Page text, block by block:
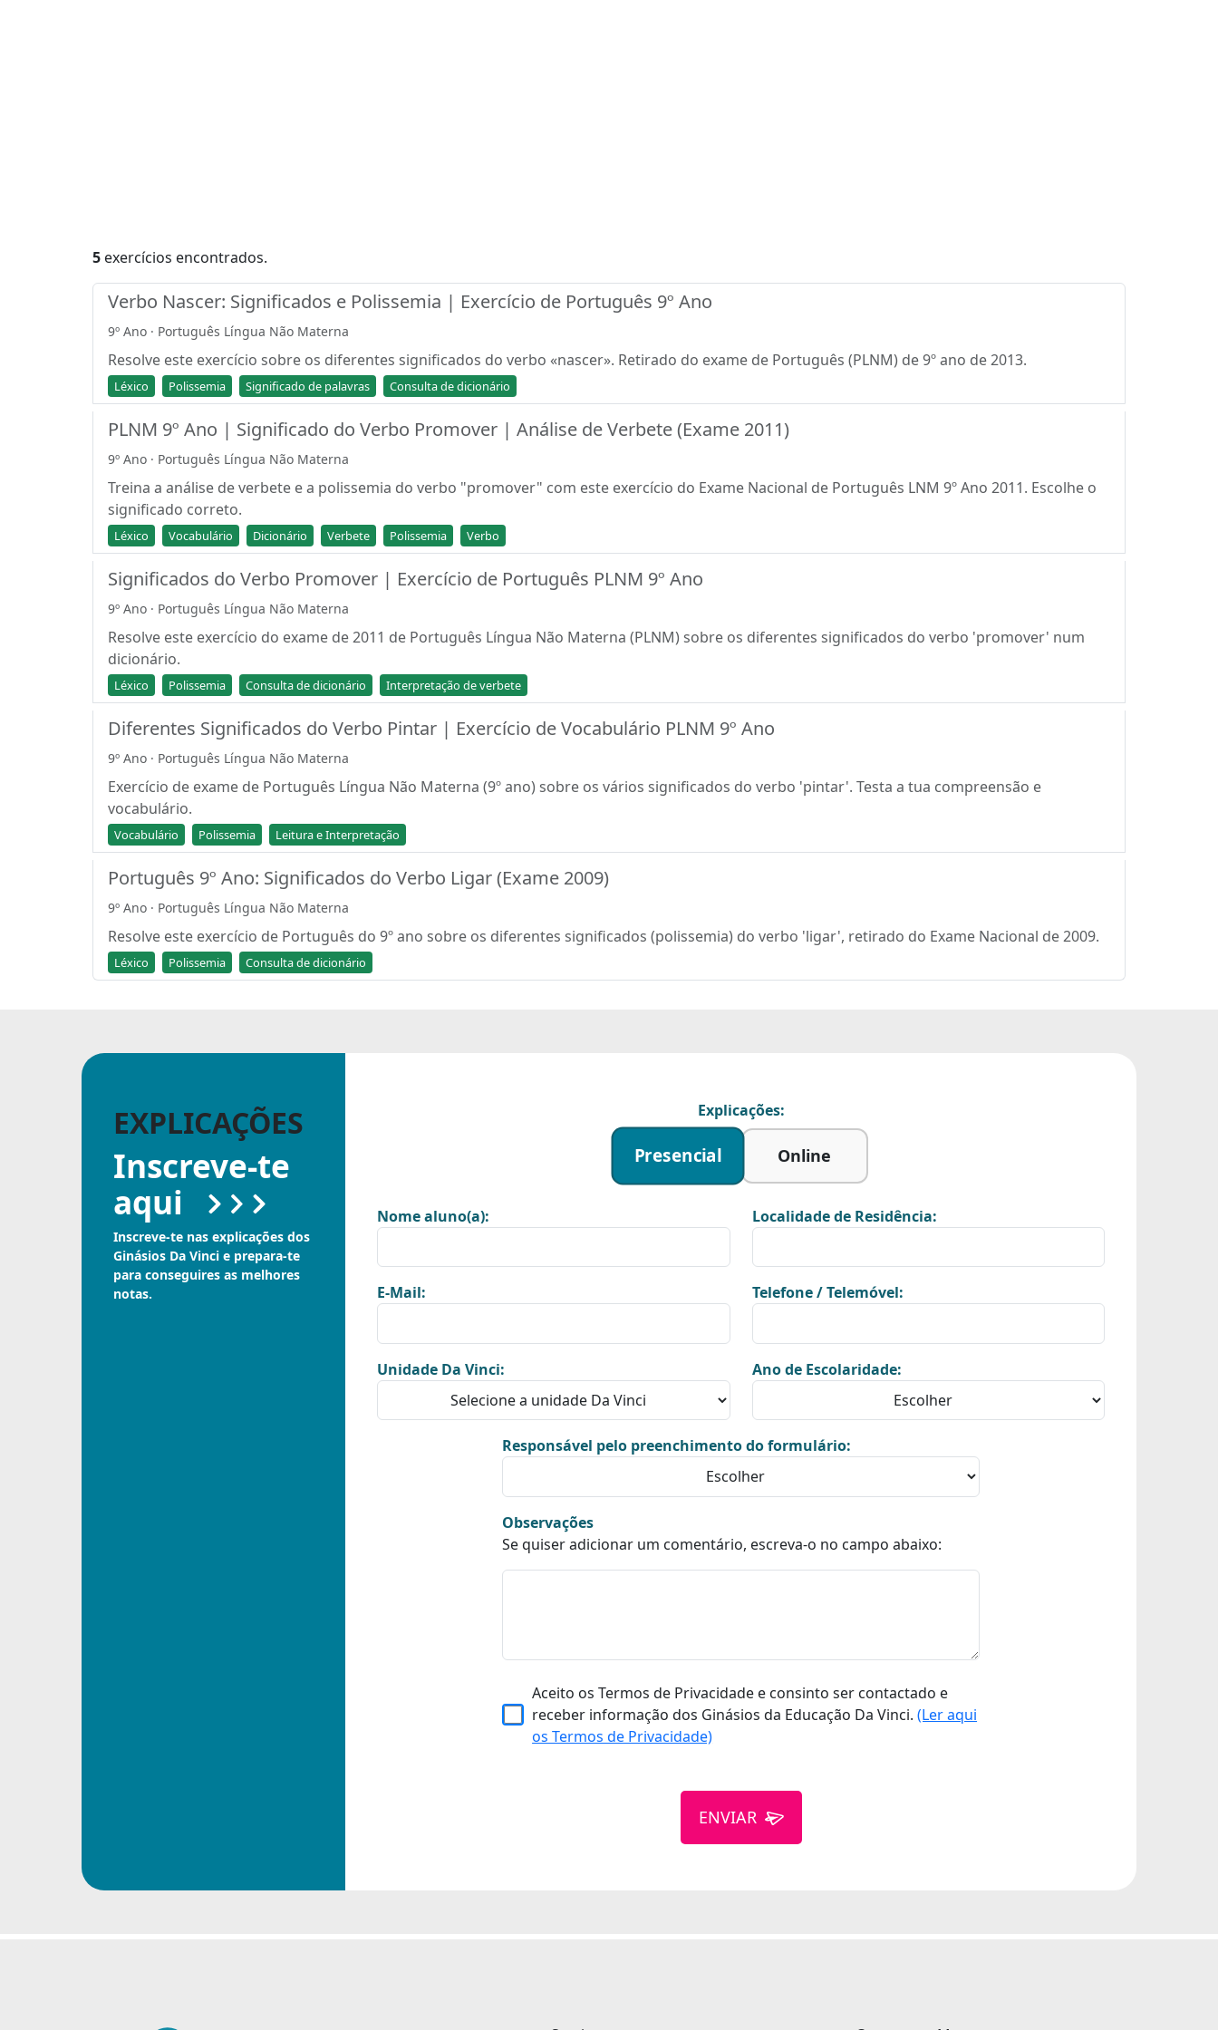
5 exercícios encontrados.
Verbo Nascer: Significados e Polissemia | Exercício de Português 9º Ano
9º Ano · Português Língua Não Materna
Resolve este exercício sobre os diferentes significados do verbo «nascer». Retirado do exame de Português (PLNM) de 9º ano de 2013.
Léxico Polissemia Significado de palavras Consulta de dicionário
PLNM 9º Ano | Significado do Verbo Promover | Análise de Verbete (Exame 2011)
9º Ano · Português Língua Não Materna
Treina a análise de verbete e a polissemia do verbo "promover" com este exercício do Exame Nacional de Português LNM 9º Ano 2011. Escolhe o
significado correto.
Léxico Vocabulário Dicionário Verbete Polissemia Verbo
Significados do Verbo Promover | Exercício de Português PLNM 9º Ano
9º Ano · Português Língua Não Materna
Resolve este exercício do exame de 2011 de Português Língua Não Materna (PLNM) sobre os diferentes significados do verbo 'promover' num
dicionário.
Léxico Polissemia Consulta de dicionário Interpretação de verbete
Diferentes Significados do Verbo Pintar | Exercício de Vocabulário PLNM 9º Ano
9º Ano · Português Língua Não Materna
Exercício de exame de Português Língua Não Materna (9º ano) sobre os vários significados do verbo 'pintar'. Testa a tua compreensão e
vocabulário.
Vocabulário Polissemia Leitura e Interpretação
Português 9º Ano: Significados do Verbo Ligar (Exame 2009)
9º Ano · Português Língua Não Materna
Resolve este exercício de Português do 9º ano sobre os diferentes significados (polissemia) do verbo 'ligar', retirado do Exame Nacional de 2009.
Léxico Polissemia Consulta de dicionário
EXPLICAÇÕES
Inscreve-te
aqui
Inscreve-te nas explicações dos
Ginásios Da Vinci e prepara-te
para conseguires as melhores
notas.
Explicações:
Presencial Online
Nome aluno(a): Localidade de Residência:
E-Mail: Telefone / Telemóvel:
Unidade Da Vinci: Ano de Escolaridade:
Responsável pelo preenchimento do formulário:
Observações
Se quiser adicionar um comentário, escreva-o no campo abaixo:
Aceito os Termos de Privacidade e consinto ser contactado e
receber informação dos Ginásios da Educação Da Vinci.(Ler aqui
os Termos de Privacidade)
ENVIAR